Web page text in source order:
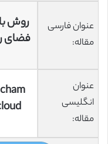
عنوان فارسی
مقاله:
روش
عنوان
انگلیسی
مقاله: